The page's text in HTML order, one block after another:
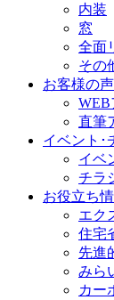
内装
窓
全面
その
お客様の声
WEB
直筆
イベント･
イベ
チラ
お役立ち
エク
住宅
先進
みら
カー